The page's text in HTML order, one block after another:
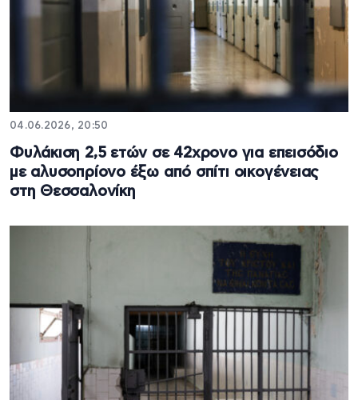
04.06.2026, 20:50
Φυλάκιση 2,5 ετών σε 42χρονο για επεισόδιο
με αλυσοπρίονο έξω από σπίτι οικογένειας
στη Θεσσαλονίκη